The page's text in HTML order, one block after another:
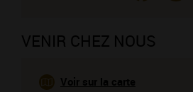
VENIR CHEZ NOUS
Voir sur la carte